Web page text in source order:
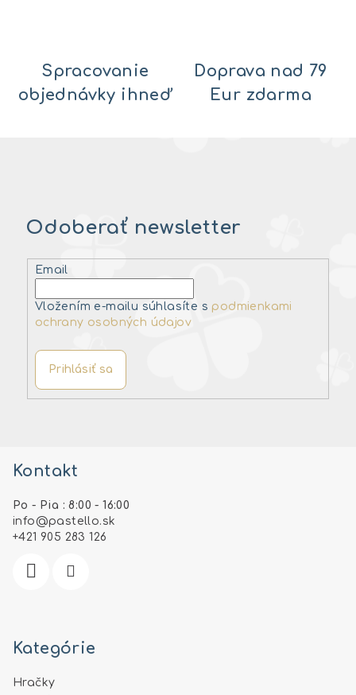
Spracovanie
objednávky ihneď
Doprava nad 79
Eur zdarma
Odoberať newsletter
Email
Vložením e-mailu súhlasíte s podmienkami
ochrany osobných údajov
Prihlásiť sa
Kontakt
Po - Pia : 8:00 - 16:00
info @pastello.sk
+421 905 283 126
Kategórie
Hračky